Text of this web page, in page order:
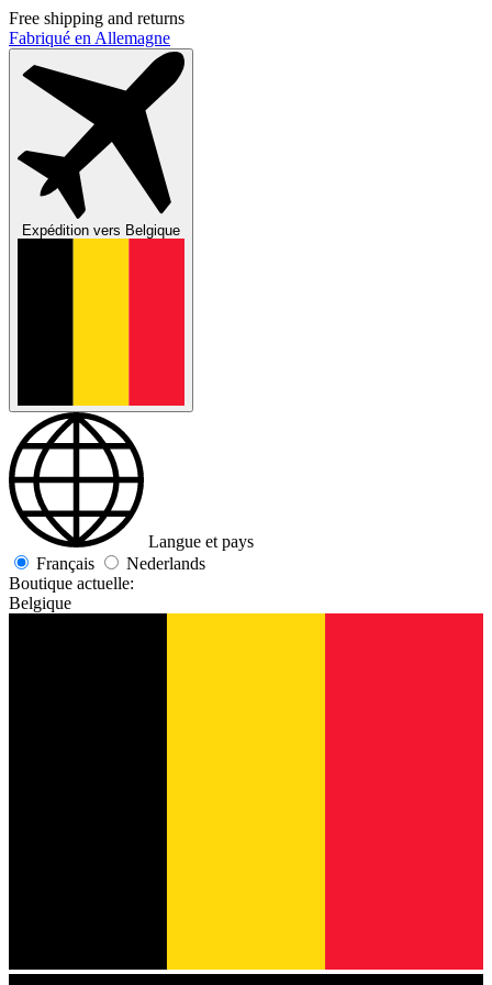
Free shipping and returns
Fabriqué en Allemagne
Expédition vers Belgique
Langue et pays
Français
Nederlands
Boutique actuelle:
Belgique